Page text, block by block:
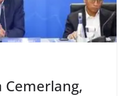
Cemerlang,